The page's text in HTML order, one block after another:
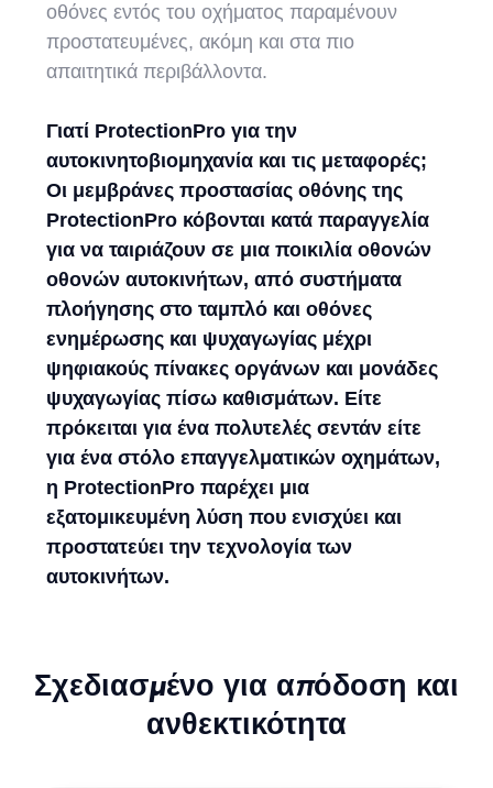
οθόνες εντός του οχήματος παραμένουν
προστατευμένες, ακόμη και στα πιο
απαιτητικά περιβάλλοντα.
Γιατί ProtectionPro για την
αυτοκινητοβιομηχανία και τις μεταφορές;
Οι μεμβράνες προστασίας οθόνης της
ProtectionPro κόβονται κατά παραγγελία
για να ταιριάζουν σε μια ποικιλία οθονών
οθονών αυτοκινήτων, από συστήματα
πλοήγησης στο ταμπλό και οθόνες
ενημέρωσης και ψυχαγωγίας μέχρι
ψηφιακούς πίνακες οργάνων και μονάδες
ψυχαγωγίας πίσω καθισμάτων. Είτε
πρόκειται για ένα πολυτελές σεντάν είτε
για ένα στόλο επαγγελματικών οχημάτων,
η ProtectionPro παρέχει μια
εξατομικευμένη λύση που ενισχύει και
προστατεύει την τεχνολογία των
αυτοκινήτων.
Σχεδιασμένο για απόδοση και
ανθεκτικότητα